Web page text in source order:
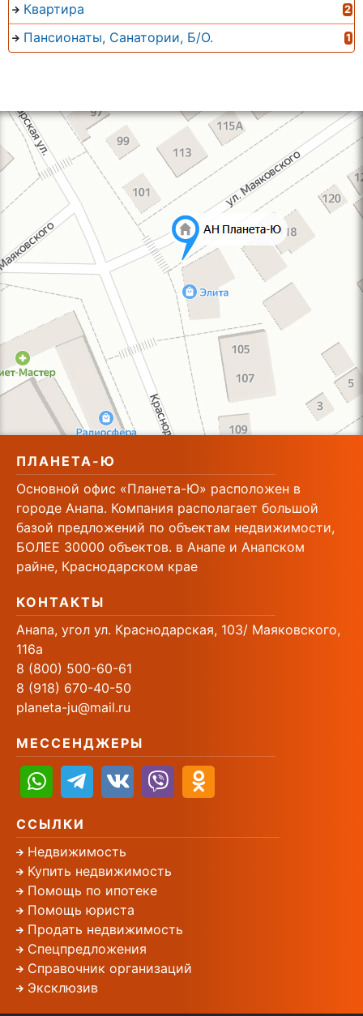
Квартира 2
Пансионаты, Санатории, Б/О. 1
ПЛАНЕТА-Ю
Основной офис «Планета-Ю» расположен в
городе Анапа. Компания располагает большой
базой предложений по объектам недвижимости,
БОЛЕЕ 30000 объектов. в Анапе и Анапском
райне, Краснодарском крае
КОНТАКТЫ
Анапа, угол ул. Краснодарская, 103/ Маяковского,
116а
8 (800) 500-60-61
8 (918) 670-40-50
planeta-ju@mail.ru
МЕССЕНДЖЕРЫ
ССЫЛКИ
Недвижимость
Купить недвижимость
Помощь по ипотеке
Помощь юриста
Продать недвижимость
Спецпредложения
Справочник организаций
Эксклюзив